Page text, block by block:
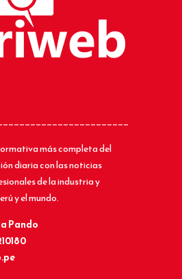
más completa del
diaria con las noticias
de la industria y
y el mundo.
Pando